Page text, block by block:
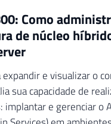
Como
de núcleo
expandir e visualizar o
sua capacidade de
implantar e gerenciar o